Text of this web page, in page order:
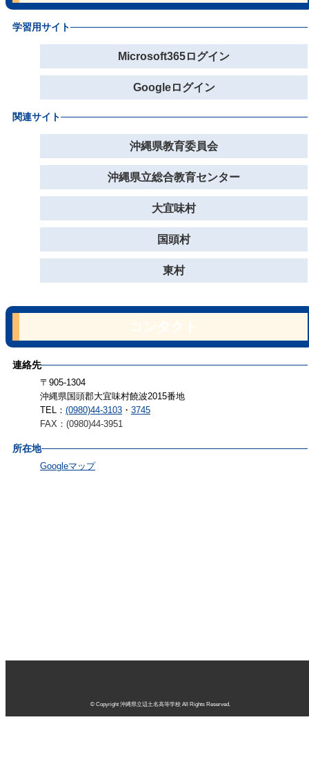
学習用サイト
Microsoft365ログイン
Googleログイン
関連サイト
沖縄県教育委員会
沖縄県立総合教育センター
大宜味村
国頭村
東村
連絡先
〒905-1304
沖縄県国頭郡大宜味村饒波2015番地
TEL： (0980)44-3103 ・ 3745
FAX：(0980)44-3951
所在地
Googleマップ
© Copyright 沖縄県立辺土名高等学校 All Rights Reserved.